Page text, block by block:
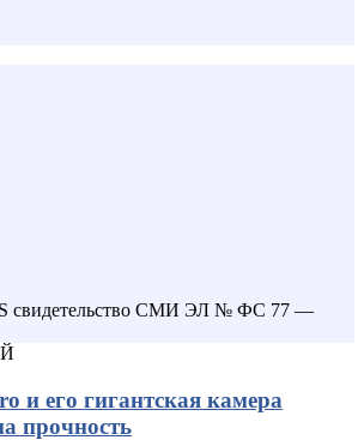
свидетельство СМИ ЭЛ № ФС 77 —
и его гигантская камера
прочность